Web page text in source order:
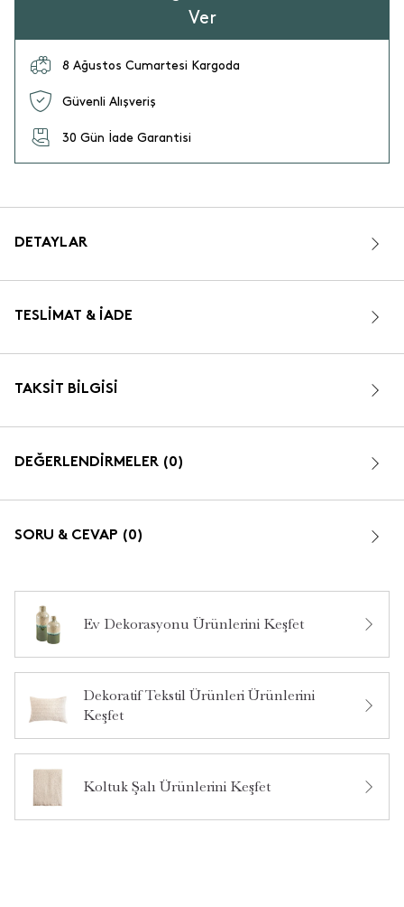
Ver
8 Ağustos Cumartesi Kargoda
Güvenli Alışveriş
30 Gün İade Garantisi
DETAYLAR
TESLIMAT & İADE
TAKSIT BILGISI
DEĞERLENDİRMELER (0)
SORU & CEVAP (0)
Bu ürün hakkında daha önce hiç soru sorulmamış.
Ürün Hakkında Soru Sor
Ev Dekorasyonu Ürünlerini Keşfet
Dekoratif Tekstil Ürünleri Ürünlerini
Keşfet
Koltuk Şalı Ürünlerini Keşfet